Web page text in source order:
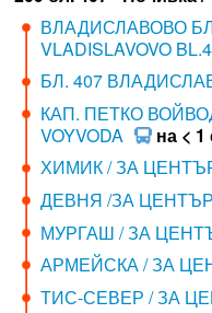
ВЛАДИСЛАВОВО
VLADISLAVOVO
БЛ. 407
КАП. ПЕТКО
VOYVODA
на <
ХИМИК / ЗА
ДЕВНЯ /ЗА
МУРГАШ / ЗА
АРМЕЙСКА / ЗА
ТИС-СЕВЕР / ЗА